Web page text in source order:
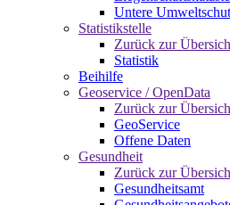
Untere
Statistikstelle
Zurück zur
Statistik
Beihilfe
Geoservice / OpenData
Zurück zur
GeoService
Offene Daten
Gesundheit
Zurück zur
Gesundheitsamt